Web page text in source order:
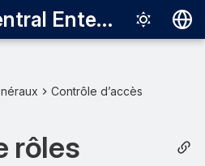
Sophos Central Enterprise
English
Contrôle d’accès
rôles